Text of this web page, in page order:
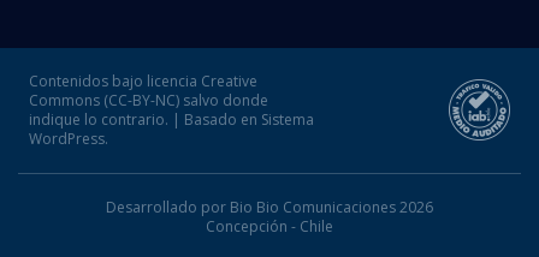
Contenidos bajo licencia Creative
Commons (CC-BY-NC) salvo donde
indique lo contrario. | Basado en Sistema
WordPress.
Desarrollado por Bio Bio Comunicaciones 2026
Concepción - Chile